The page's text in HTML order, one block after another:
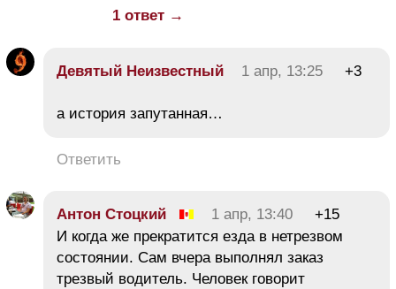
1 ответ →
Девятый Неизвестный 1 апр, 13:25 +3
а история запутанная…
Ответить
Антон Стоцкий 1 апр, 13:40
+15
И когда же прекратится езда в нетрезвом
состоянии. Сам вчера выполнял заказ
трезвый водитель. Человек говорит